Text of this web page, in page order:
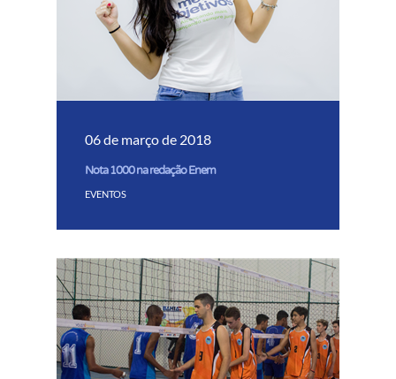
06 de março de 2018
Nota 1000 na redação Enem
EVENTOS